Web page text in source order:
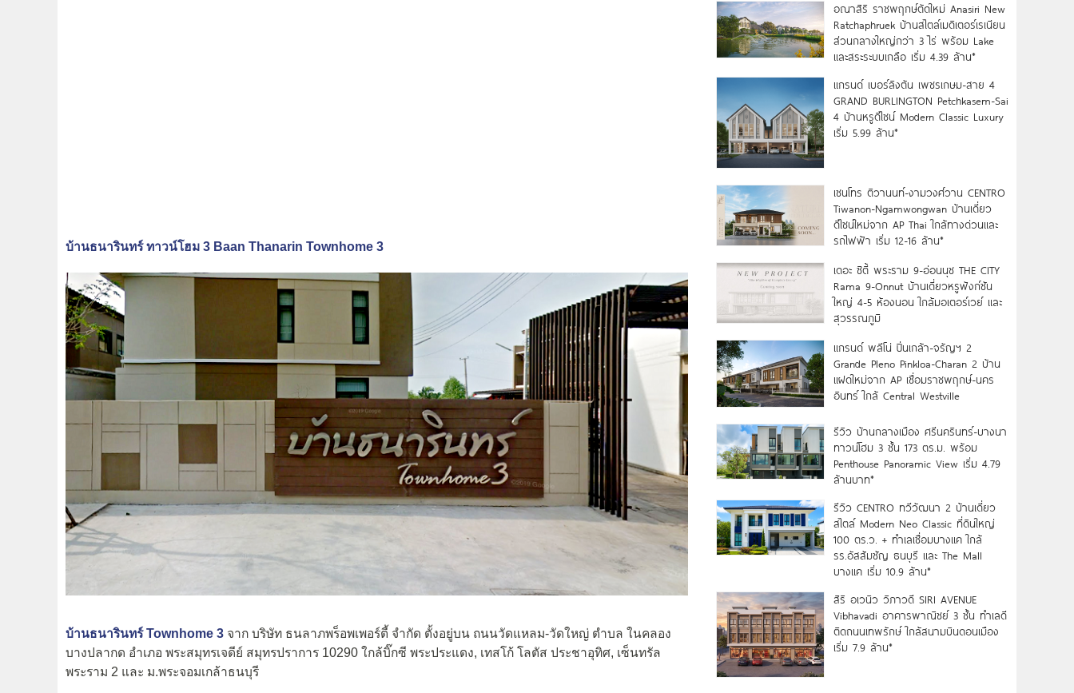
บ้านธนารินทร์ ทาวน์โฮม 3 Baan Thanarin Townhome 3
บ้านธนารินทร์ Townhome 3 จาก บริษัท ธนลาภพร็อพเพอร์ตี้ จำกัด ตั้งอยู่บน ถนนวัดแหลม-วัดใหญ่ ตำบล ในคลอง
บางปลากด อำเภอ พระสมุทรเจดีย์ สมุทรปราการ 10290 ใกล้บิ๊กซี พระประแดง, เทสโก้ โลตัส ประชาอุทิศ, เซ็นทรัล
พระราม 2 และ ม.พระจอมเกล้าธนบุรี
อณาสิริ ราชพฤกษ์ตัดใหม่ Anasiri New
Ratchaphruek บ้านสไตล์เมดิเตอร์เรเนียน
ส่วนกลางใหญ่กว่า 3 ไร่ พร้อม Lake
และสระระบบเกลือ เริ่ม 4.39 ล้าน*
แกรนด์ เบอร์ลิงตัน เพชรเกษม-สาย 4
GRAND BURLINGTON Petchkasem-Sai
4 บ้านหรูดีไซน์ Modern Classic Luxury
เริ่ม 5.99 ล้าน*
เซนโทร ติวานนท์-งามวงศ์วาน CENTRO
Tiwanon-Ngamwongwan บ้านเดี่ยว
ดีไซน์ใหม่จาก AP Thai ใกล้ทางด่วนและ
รถไฟฟ้า เริ่ม 12-16 ล้าน*
เดอะ ซิตี้ พระราม 9-อ่อนนุช THE CITY
Rama 9-Onnut บ้านเดี่ยวหรูฟังก์ชัน
ใหญ่ 4-5 ห้องนอน ใกล้มอเตอร์เวย์ และ
สุวรรณภูมิ
แกรนด์ พลีโน่ ปิ่นเกล้า-จรัญฯ 2
Grande Pleno Pinkloa-Charan 2 บ้าน
แฝดใหม่จาก AP เชื่อมราชพฤกษ์-นคร
อินทร์ ใกล้ Central Westville
รีวิว บ้านกลางเมือง ศรีนครินทร์-บางนา
ทาวน์โฮม 3 ชั้น 173 ตร.ม. พร้อม
Penthouse Panoramic View เริ่ม 4.79
ล้านบาท*
รีวิว CENTRO ทวีวัฒนา 2 บ้านเดี่ยว
สไตล์ Modern Neo Classic ที่ดินใหญ่
100 ตร.ว. + ทำเลเชื่อมบางแค ใกล้
รร.อัสสัมชัญ ธนบุรี และ The Mall
บางแค เริ่ม 10.9 ล้าน*
สิริ อเวนิว วิภาวดี SIRI AVENUE
Vibhavadi อาคารพาณิชย์ 3 ชั้น ทำเลดี
ติดถนนเทพรักษ์ ใกล้สนามบินดอนเมือง
เริ่ม 7.9 ล้าน*